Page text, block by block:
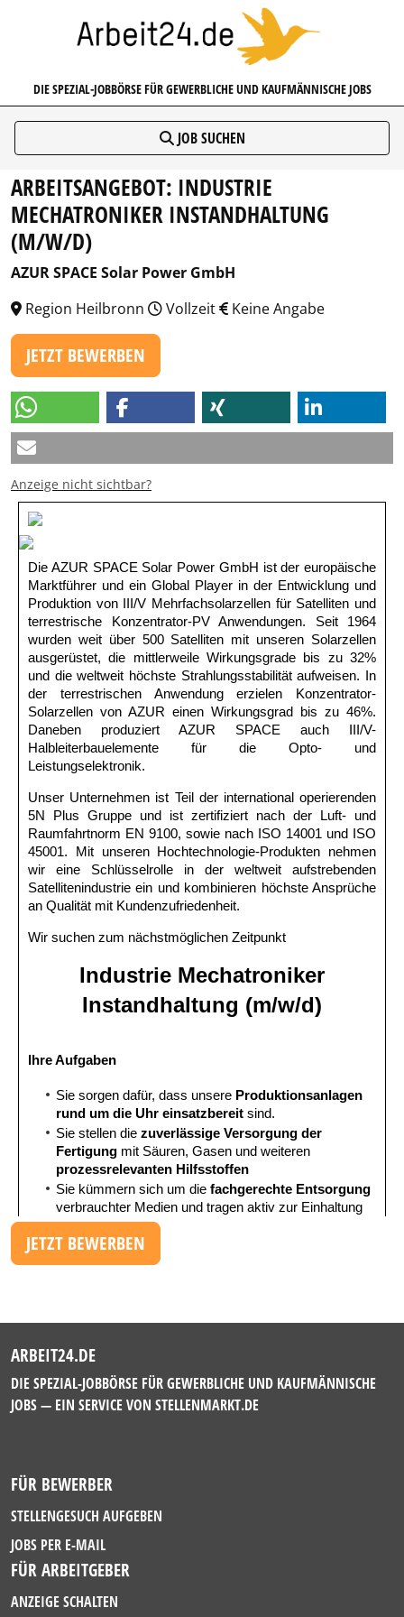
ARBEIT24.DE
DIE SPEZIAL-JOBBÖRSE FÜR GEWERBLICHE UND KAUFMÄNNISCHE JOBS
JOB SUCHEN
ARBEITSANGEBOT: INDUSTRIE
MECHATRONIKER INSTANDHALTUNG
(M/W/D)
AZUR SPACE Solar Power GmbH
Region Heilbronn
Vollzeit Keine Angabe
JETZT BEWERBEN
Anzeige nicht sichtbar?
JETZT BEWERBEN
ARBEIT24.DE
DIE SPEZIAL-JOBBÖRSE FÜR GEWERBLICHE UND KAUFMÄNNISCHE
JOBS — EIN SERVICE VON STELLENMARKT.DE
FÜR BEWERBER
STELLENGESUCH AUFGEBEN
JOBS PER E-MAIL
FÜR ARBEITGEBER
ANZEIGE SCHALTEN